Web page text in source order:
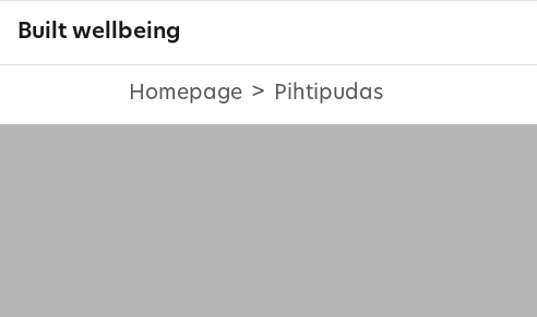
Built wellbeing
Homepage Pihtipudas